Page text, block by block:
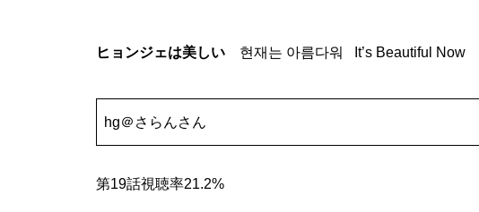
ヒョンジェは美しい 현재는 아름다워 It’s Beautiful Now
hg＠さらんさん
第19話視聴率21.2%